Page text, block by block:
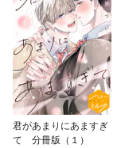
君があまりにあますぎ
て 分冊版（１）